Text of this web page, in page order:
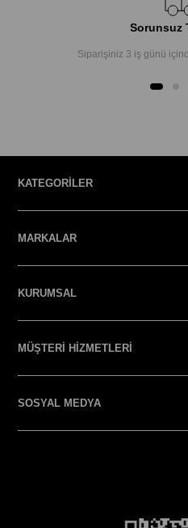
Sorunsuz
Siparişiniz 3 iş günü
KATEGORİLER
MARKALAR
KURUMSAL
MÜŞTERİ HİZMETLERİ
SOSYAL MEDYA